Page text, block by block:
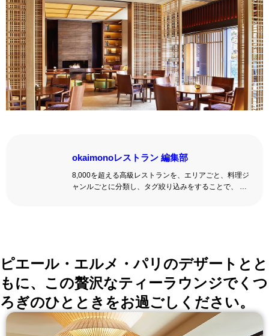
okaimonoレストラン 編集部
8,000を超える高級レストランを、エリアごと、料理ジ
ャンルごとに分類し、タグ絞り込みをすることで、 い
ピエール・エルメ・パリのデザートとと
もに、この贅沢なティーラウンジでくつ
ろぎのひとときをお過ごしください。